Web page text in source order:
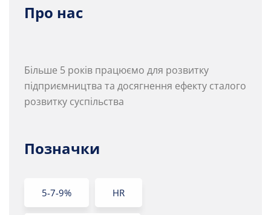
Про нас
Більше 5 років працюємо для розвитку
підприємництва та досягнення ефекту сталого
розвитку суспільства
Позначки
5-7-9% HR